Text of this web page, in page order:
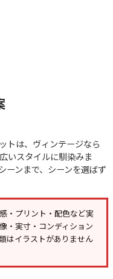
トは、ヴィンテージなら
いスタイルに馴染みま
ーンまで、シーンを選ばず
・プリント・配色など実
・実寸・コンディション
はイラストがありません